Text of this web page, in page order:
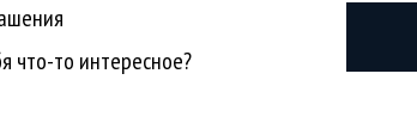
что-то интересное?